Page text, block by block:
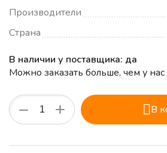
Производители
Страна
В наличии у поставщика: да
Можно заказать больше, чем у нас
+
− В